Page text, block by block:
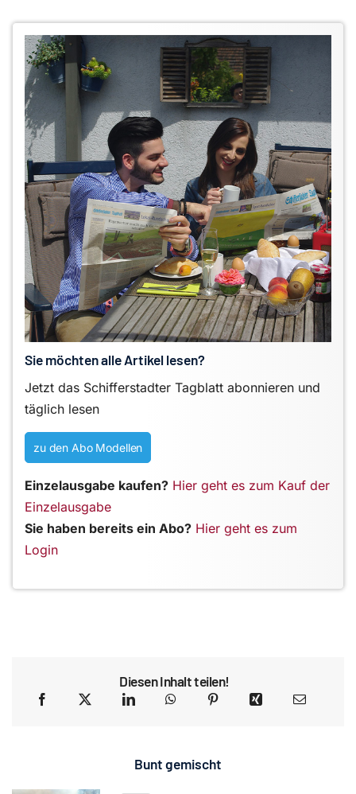
Sie möchten alle Artikel lesen?
Jetzt das Schifferstadter Tagblatt abonnieren und
täglich lesen
zu den Abo Modellen
Einzelausgabe kaufen? Hier geht es zum Kauf der
Einzelausgabe
Sie haben bereits ein Abo? Hier geht es zum
Login
Diesen Inhalt teilen!
Bunt gemischt